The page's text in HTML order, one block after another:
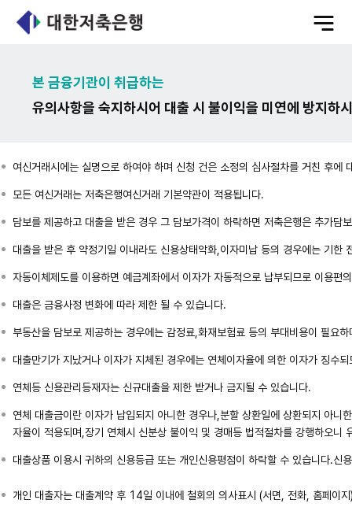
전
체
본 금융기관이 취급하는
유의사항을 숙지하시어 대출 시 불이익을 미연에 방지하
여신거래시에는 실명으로 하여야 하며 신청 건은 소정의 심사절차를 거친 후
모든 여신거래는 저축은행여신거래 기본약관이 적용됩니다.
담보를 제공하고 대출을 받은 경우 그 담보가격이 하락하면 저축은행은 추가담
대출을 받은 후 약정기일 이내라도 신용상태악화,이자미납 등의 경우에는 기
자동이체제도를 이용하면 예금계좌에서 이자가 자동적으로 납부되므로 이용편
대출은 금융사정 변화에 따라 제한 될 수 있습니다.
부동산을 담보로 제공하는 경우에는 감정료,화재보험료 등의 부대비용이 필요
대출만기가 지났거나 이자가 지체된 경우에는 연체이자율에 의한 이자가 징수
연체등 신용관리등재자는 신규대출을 제한 받거나 금지될 수 있습니다.
연체 대출금이란 이자가 납입되지 아니한 경우나,분할 상환일에 상환되지 아
자율이 적용되며,장기 연체시 신분상 불이익 및 경매등 법적절차를 강행하오니
대출상품 이용시 귀하의 신용등급 또는 개인신용평점이 하락할 수 있습니다.
개인 대출자는 대출계약 후 14일 이내에 철회의 의사표시 (서면, 전화, 홈페이